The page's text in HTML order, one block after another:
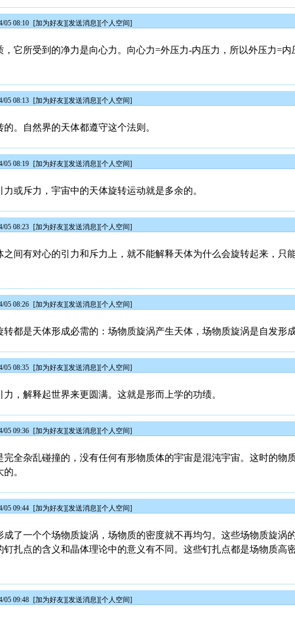
05 08:10 [加为好友][发送消息][个人空间]
它所受到的净力是向心力。向心力=外压力-内压力，所以外压力=内
05 08:13 [加为好友][发送消息][个人空间]
。自然界的天体都遵守这个法则。
05 08:19 [加为好友][发送消息][个人空间]
或斥力，宇宙中的天体旋转运动就是多余的。
05 08:23 [加为好友][发送消息][个人空间]
间有对心的引力和斥力上，就不能解释天体为什么会旋转起来，只
05 08:26 [加为好友][发送消息][个人空间]
都是天体形成必需的：场物质旋涡产生天体，场物质旋涡是自发形成
05 08:35 [加为好友][发送消息][个人空间]
，解释起世界来更圆满。这就是形而上学的功绩。
05 09:36 [加为好友][发送消息][个人空间]
全杂乱碰撞的，没有任何有形物质体的宇宙是混沌宇宙。这时的物
。
05 09:44 [加为好友][发送消息][个人空间]
了一个个场物质旋涡，场物质的密度就不再均匀。这些场物质旋涡
扎点的含义和晶体理论中的意义有不同。这些钉扎点都是场物质高
05 09:48 [加为好友][发送消息][个人空间]